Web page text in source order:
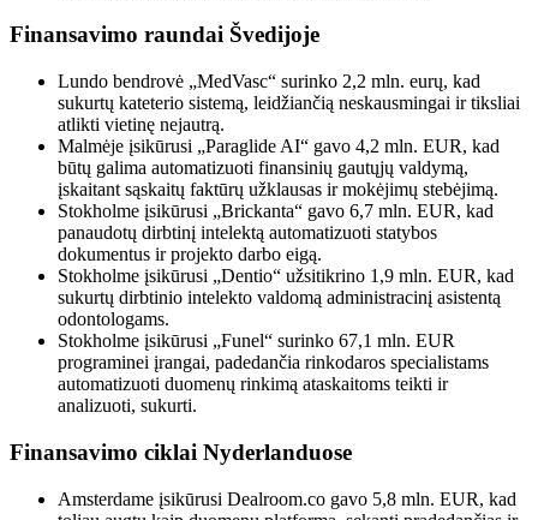
Finansavimo raundai Švedijoje
Lundo bendrovė „MedVasc“ surinko 2,2 mln. eurų, kad
sukurtų kateterio sistemą, leidžiančią neskausmingai ir tiksliai
atlikti vietinę nejautrą.
Malmėje įsikūrusi „Paraglide AI“ gavo 4,2 mln. EUR, kad
būtų galima automatizuoti finansinių gautųjų valdymą,
įskaitant sąskaitų faktūrų užklausas ir mokėjimų stebėjimą.
Stokholme įsikūrusi „Brickanta“ gavo 6,7 mln. EUR, kad
panaudotų dirbtinį intelektą automatizuoti statybos
dokumentus ir projekto darbo eigą.
Stokholme įsikūrusi „Dentio“ užsitikrino 1,9 mln. EUR, kad
sukurtų dirbtinio intelekto valdomą administracinį asistentą
odontologams.
Stokholme įsikūrusi „Funel“ surinko 67,1 mln. EUR
programinei įrangai, padedančia rinkodaros specialistams
automatizuoti duomenų rinkimą ataskaitoms teikti ir
analizuoti, sukurti.
Finansavimo ciklai Nyderlanduose
Amsterdame įsikūrusi Dealroom.co gavo 5,8 mln. EUR, kad